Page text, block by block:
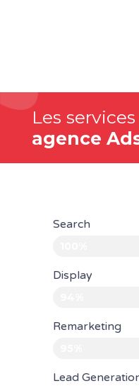
Les
agence
Search
Display
Remarketing
Lead